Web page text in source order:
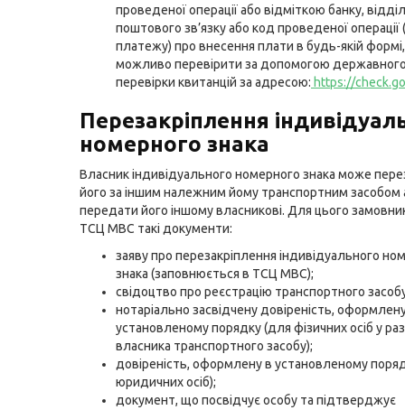
проведеної операції або відміткою банку,
поштового зв’язку або код проведеної операції
платежу) про внесення плати в будь-якій
можливо перевірити за допомогою державного
перевірки квитанцій за адресою: https://
Перезакріплення
номерного знака
Власник індивідуального номерного знака може
його за іншим належним йому транспортним засобом
передати його іншому власникові. Для цього
ТСЦ МВС такі документи:
заяву про перезакріплення індивідуального
знака (заповнюється в ТСЦ МВС);
свідоцтво про реєстрацію транспортного
нотаріально засвідчену довіреність,
установленому порядку (для фізичних осіб у
власника транспортного засобу);
довіреність, оформлену в установленому
юридичних осіб);
документ, що посвідчує особу та підтверджує